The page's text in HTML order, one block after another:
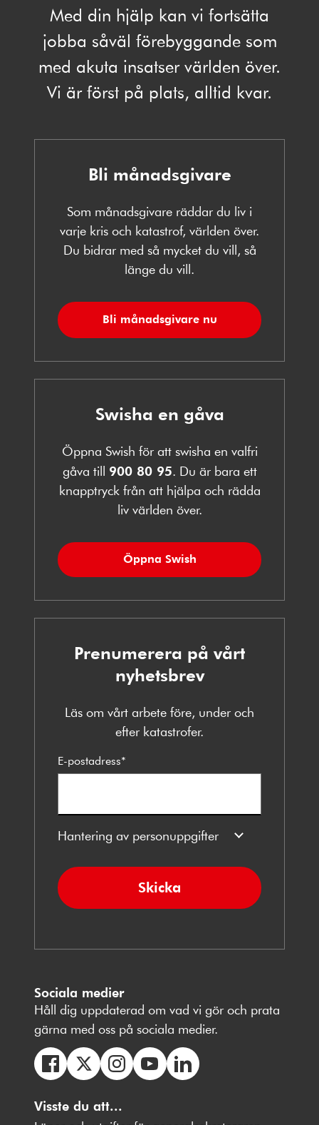
Med din hjälp kan vi fortsätta
jobba såväl förebyggande som
med akuta insatser världen över.
Vi är först på plats, alltid kvar.
Bli månadsgivare
Som månadsgivare räddar du liv i
varje kris och katastrof, världen över.
Du bidrar med så mycket du vill, så
länge du vill.
Bli månadsgivare nu
Swisha en gåva
Öppna Swish för att swisha en valfri
gåva till 900 80 95. Du är bara ett
knapptryck från att hjälpa och rädda
liv världen över.
Öppna Swish
Prenumerera på vårt
nyhetsbrev
Läs om vårt arbete före, under och
efter katastrofer.
E-postadress*
Hantering av personuppgifter
Skicka
Sociala medier
Håll dig uppdaterad om vad vi gör och prata
gärna med oss på sociala medier.
oss
oss
oss
Visste du att...